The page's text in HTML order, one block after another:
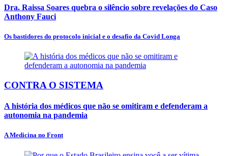
Dra. Raissa Soares quebra o silêncio sobre revelações do Caso
Anthony Fauci
Os bastidores do protocolo inicial e o desafio da Covid Longa
CONTRA O SISTEMA
A história dos médicos que não se omitiram e defenderam a
autonomia na pandemia
A Medicina no Front